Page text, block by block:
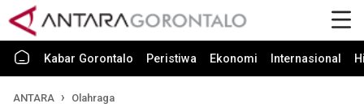
Kabar Gorontalo Peristiwa Ekonomi Internasional
ANTARA Olahraga